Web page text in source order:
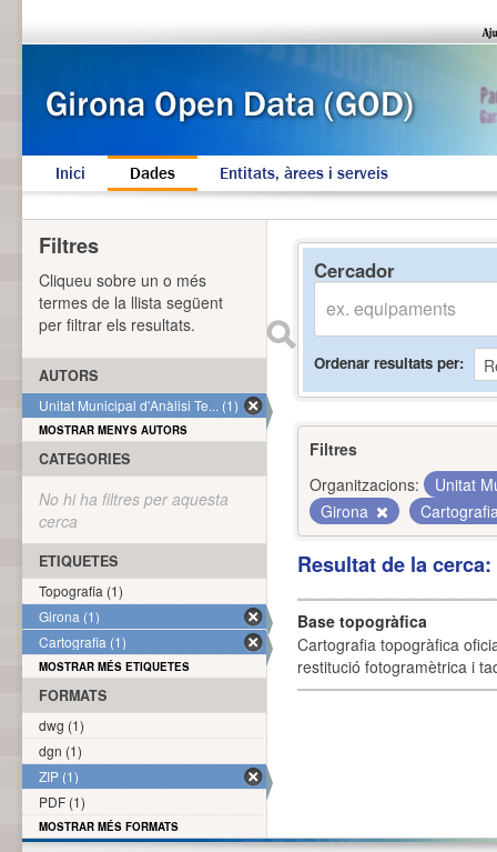
Inici Dades Entitats, àrees i serveis
Cercador
Ordenar resultats per
Filtres
Organitzacions:
Unitat
Girona
Resultat de la
Base topogràfica
Cartografia topogràfica
restitució fotogramètrica i
Filtres
Cliqueu sobre un o més
termes de la llista següent
per filtrar els resultats.
AUTORS
Unitat Municipal d'Anàlisi Te... (1)
MOSTRAR MENYS AUTORS
CATEGORIES
No hi ha filtres per aquesta
cerca
ETIQUETES
Topografia (1)
Girona (1)
Cartografia (1)
MOSTRAR MÉS ETIQUETES
FORMATS
dwg (1)
dgn (1)
ZIP (1)
PDF (1)
MOSTRAR MÉS FORMATS